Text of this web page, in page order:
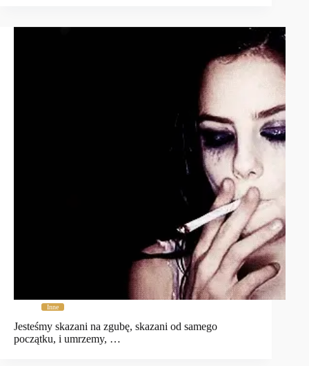
Inne
Jesteśmy skazani na zgubę, skazani od samego
początku, i umrzemy, …